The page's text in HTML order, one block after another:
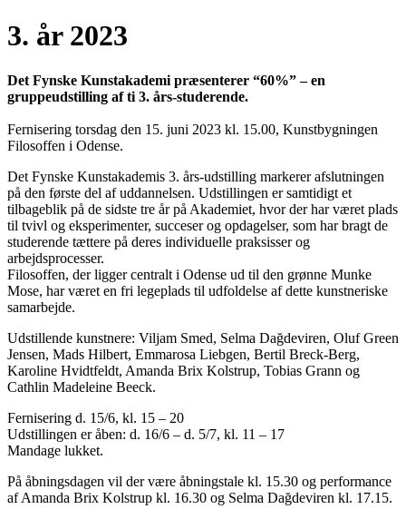
3. år 2023
Det Fynske Kunstakademi præsenterer “60%” – en
gruppeudstilling af ti 3. års-studerende.
Fernisering torsdag den 15. juni 2023 kl. 15.00, Kunstbygningen
Filosoffen i Odense.
Det Fynske Kunstakademis 3. års-udstilling markerer afslutningen
på den første del af uddannelsen. Udstillingen er samtidigt et
tilbageblik på de sidste tre år på Akademiet, hvor der har været plads
til tvivl og eksperimenter, succeser og opdagelser, som har bragt de
studerende tættere på deres individuelle praksisser og
arbejdsprocesser.
Filosoffen, der ligger centralt i Odense ud til den grønne Munke
Mose, har været en fri legeplads til udfoldelse af dette kunstneriske
samarbejde.
Udstillende kunstnere: Viljam Smed, Selma Dağdeviren, Oluf Green
Jensen, Mads Hilbert, Emmarosa Liebgen, Bertil Breck-Berg,
Karoline Hvidtfeldt, Amanda Brix Kolstrup, Tobias Grann og
Cathlin Madeleine Beeck.
Fernisering d. 15/6, kl. 15 – 20
Udstillingen er åben: d. 16/6 – d. 5/7, kl. 11 – 17
Mandage lukket.
På åbningsdagen vil der være åbningstale kl. 15.30 og performance
af Amanda Brix Kolstrup kl. 16.30 og Selma Dağdeviren kl. 17.15.